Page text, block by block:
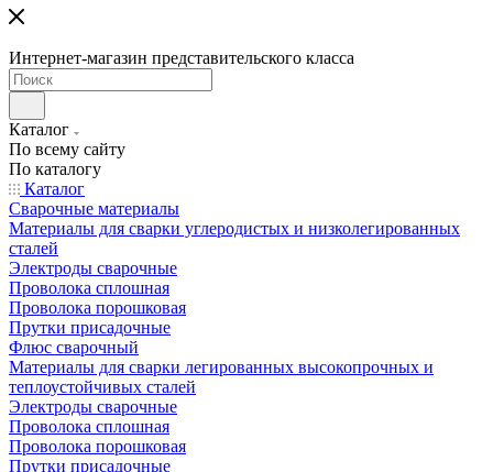
Интернет-магазин представительского класса
Каталог
По всему сайту
По каталогу
Каталог
Сварочные материалы
Материалы для сварки углеродистых и низколегированных
сталей
Электроды сварочные
Проволока сплошная
Проволока порошковая
Прутки присадочные
Флюс сварочный
Материалы для сварки легированных высокопрочных и
теплоустойчивых сталей
Электроды сварочные
Проволока сплошная
Проволока порошковая
Прутки присадочные